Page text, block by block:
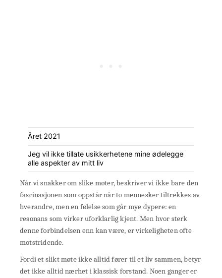
Året 2021
Jeg vil ikke tillate usikkerhetene mine ødelegge
alle aspekter av mitt liv
Når vi snakker om slike møter, beskriver vi ikke bare den
fascinasjonen som oppstår når to mennesker tiltrekkes av
hverandre, men en følelse som går mye dypere: en
resonans som virker uforklarlig kjent. Men hvor sterk
denne forbindelsen enn kan være, er virkeligheten ofte
motstridende.
Fordi et slikt møte ikke alltid fører til et liv sammen, betyr
det ikke alltid nærhet i klassisk forstand. Noen ganger er